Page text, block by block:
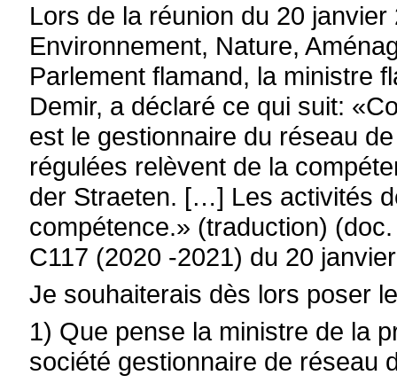
Lors de la réunion du 20
Environnement, Nature,
Parlement flamand, la ministre
Demir, a déclaré ce qui suit:
est le gestionnaire du réseau
régulées relèvent de la
der Straeten. […] Les activités
compétence.» (traduction)
C117 (2020 -2021) du 20
Je souhaiterais dès lors poser
1) Que pense la ministre de la
société gestionnaire de réseau